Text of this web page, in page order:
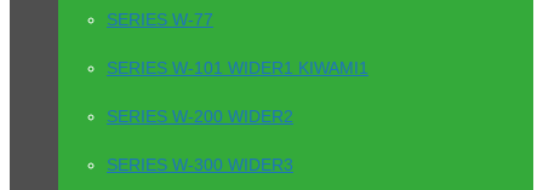
SERIES W-77
SERIES W-101 WIDER1 KIWAMI1
SERIES W-200 WIDER2
SERIES W-300 WIDER3